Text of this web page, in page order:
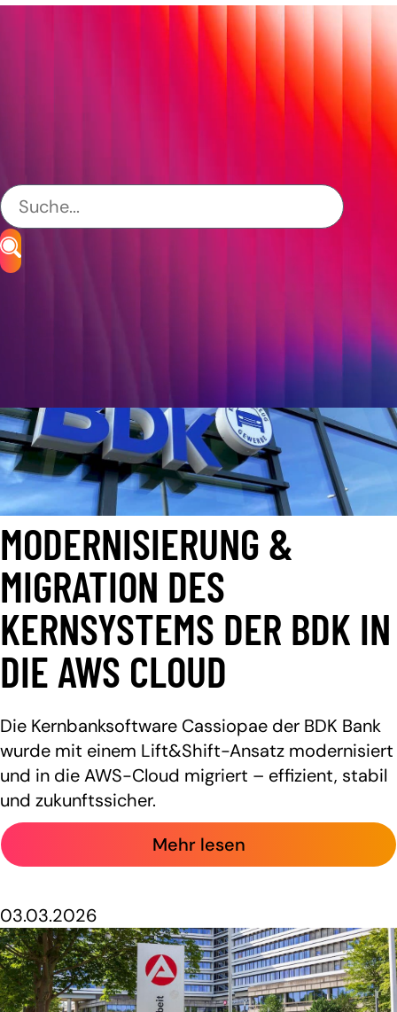
Banken & Finanzdienstleister CETIS
fleet
S&N Invent
MODERNISIERUNG &
MIGRATION DES
KERNSYSTEMS DER BDK IN
DIE AWS CLOUD
Die Kernbanksoftware Cassiopae der BDK Bank
wurde mit einem Lift&Shift-Ansatz modernisiert
und in die AWS-Cloud migriert – effizient, stabil
und zukunftssicher.
Mehr lesen
03.03.2026